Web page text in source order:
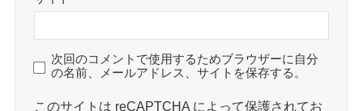
次回のコメントで使用するためブラウザーに自分
の名前、メールアドレス、サイトを保存する。
このサイトは reCAPTCHA によって保護されてお